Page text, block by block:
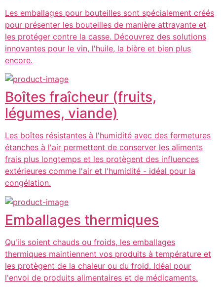
Les emballages pour bouteilles sont spécialement créés
pour présenter les bouteilles de manière attrayante et
les protéger contre la casse. Découvrez des solutions
innovantes pour le vin, l'huile, la bière et bien plus
encore.
Boîtes fraîcheur (fruits,
légumes, viande)
Les boîtes résistantes à l'humidité avec des fermetures
étanches à l'air permettent de conserver les aliments
frais plus longtemps et les protègent des influences
extérieures comme l'air et l'humidité - idéal pour la
congélation.
Emballages thermiques
Qu'ils soient chauds ou froids, les emballages
thermiques maintiennent vos produits à température et
les protègent de la chaleur ou du froid. Idéal pour
l'envoi de produits alimentaires et de médicaments.